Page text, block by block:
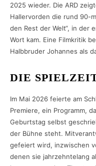
2025 wieder. Die ARD
Hallervorden die rund 90-
den Rest der Welt“, in der
Wort kam. Eine Filmkritik
Halbbruder Johannes als
DIE
Im Mai 2026 feierte am
Premiere, ein Programm,
Geburtstag selbst
der Bühne steht.
gefeiert wird, inzwischen
denen sie jahrzehntelang